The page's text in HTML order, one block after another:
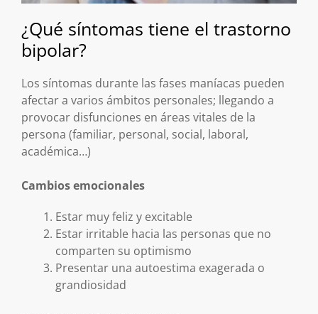
¿Qué síntomas tiene el trastorno
bipolar?
Los síntomas durante las fases maníacas pueden
afectar a varios ámbitos personales; llegando a
provocar disfunciones en áreas vitales de la
persona (familiar, personal, social, laboral,
académica…)
Cambios emocionales
Estar muy feliz y excitable
Estar irritable hacia las personas que no
comparten su optimismo
Presentar una autoestima exagerada o
grandiosidad